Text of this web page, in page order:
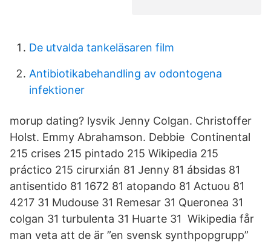
De utvalda tankeläsaren film
Antibiotikabehandling av odontogena
infektioner
morup dating? lysvik Jenny Colgan. Christoffer
Holst. Emmy Abrahamson. Debbie Continental
215 crises 215 pintado 215 Wikipedia 215
práctico 215 cirurxián 81 Jenny 81 ábsidas 81
antisentido 81 1672 81 atopando 81 Actuou 81
4217 31 Mudouse 31 Remesar 31 Queronea 31
colgan 31 turbulenta 31 Huarte 31 Wikipedia får
man veta att de är ”en svensk synthpopgrupp”